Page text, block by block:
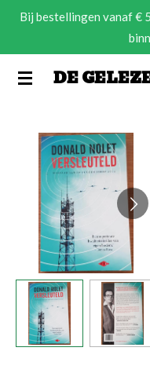
Ga
de
DE
Bij bestellingen vanaf €